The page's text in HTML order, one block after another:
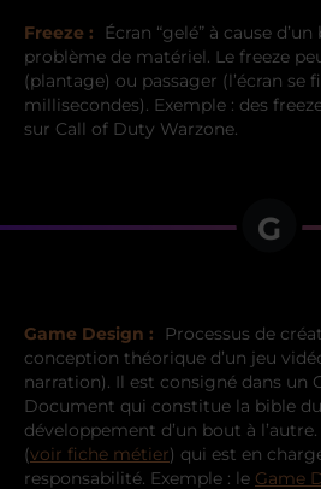
Freeze :
Écran “gelé” à cause
problème de matériel. Le freeze
(plantage) ou passager (l’écran se
millisecondes). Exemple : des
sur Call of Duty Warzone.
G
Game Design :
Processus de
conception théorique d’un jeu
narration). Il est consigné dans un
Document qui constitue la bible
développement d’un bout à
(voir fiche métier) qui est en
responsabilité. Exemple : le Game